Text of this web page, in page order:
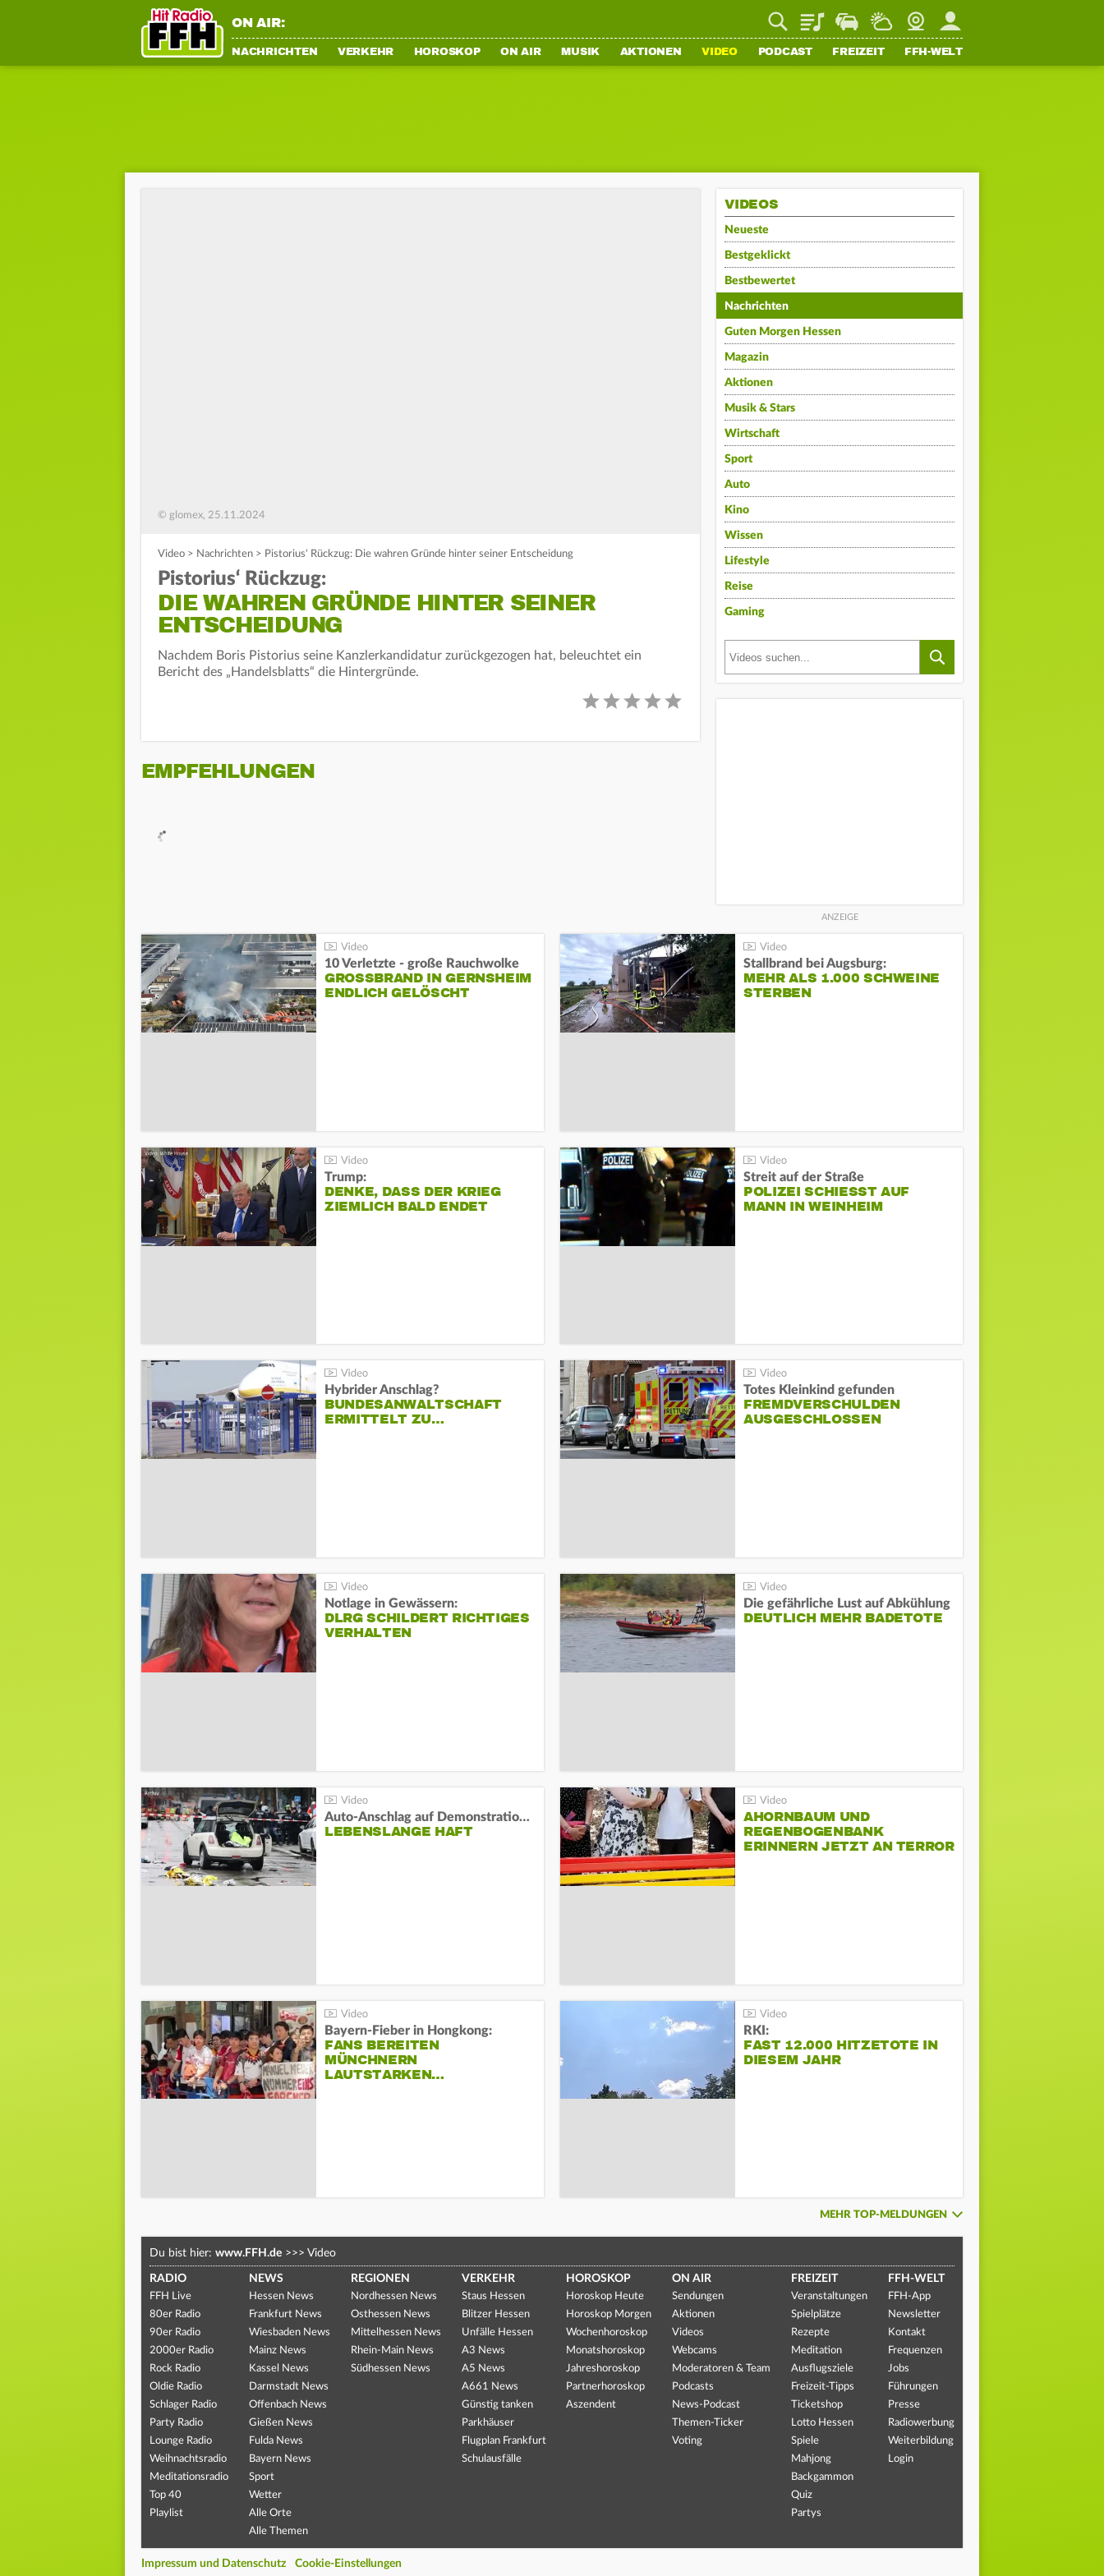
ON AIR: PlaylistStaupilotWetterWebcamMein FFH
NACHRICHTEN VERKEHR HOROSKOP ON AIR MUSIK AKTIONEN VIDEO PODCAST FREIZEIT FFH-WELT
© glomex, 25.11.2024
Video > Nachrichten > Pistorius‘ Rückzug: Die wahren Gründe hinter seiner Entscheidung
Pistorius‘ Rückzug:
DIE WAHREN GRÜNDE HINTER SEINER
ENTSCHEIDUNG
Nachdem Boris Pistorius seine Kanzlerkandidatur zurückgezogen hat, beleuchtet ein
Bericht des „Handelsblatts“ die Hintergründe.
EMPFEHLUNGEN
VIDEOS
Neueste
Bestgeklickt
Bestbewertet
Nachrichten
Guten Morgen Hessen
Magazin
Aktionen
Musik & Stars
Wirtschaft
Sport
Auto
Kino
Wissen
Lifestyle
Reise
Gaming
10 Verletzte - große Rauchwolke
GROSSBRAND IN GERNSHEIM E
NDLICH GELÖSCHT
Stallbrand bei Augsburg:
MEHR ALS 1.000 SCHWEINE
STERBEN
Trump:
DENKE, DASS DER KRIEG
ZIEMLICH BALD ENDET
Streit auf der Straße
POLIZEI SCHIESST AUF M
ANN IN WEINHEIM
Hybrider Anschlag?
BUNDESANWALTSCHAFT
ERMITTELT ZU…
Totes Kleinkind gefunden
FREMDVERSCHULDEN
AUSGESCHLOSSEN
Notlage in Gewässern:
DLRG SCHILDERT RICHTIGES
VERHALTEN
Die gefährliche Lust auf Abkühlung
DEUTLICH MEHR BADETOTE
Auto-Anschlag auf Demonstration in München:
LEBENSLANGE HAFT
AHORNBAUM UND
REGENBOGENBANK
ERINNERN JETZT AN TERROR
Bayern-Fieber in Hongkong:
FANS BEREITEN
MÜNCHNERN
LAUTSTARKEN…
RKI:
FAST 12.000 HITZETOTE IN
DIESEM JAHR
MEHR TOP-MELDUNGEN
Du bist hier: www.FFH.de >>> Video
RADIO
FFH Live
80er Radio
90er Radio
2000er Radio
Rock Radio
Oldie Radio
Schlager Radio
Party Radio
Lounge Radio
Weihnachtsradio
Meditationsradio
Top 40
Playlist
NEWS
Hessen News
Frankfurt News
Wiesbaden News
Mainz News
Kassel News
Darmstadt News
Offenbach News
Gießen News
Fulda News
Bayern News
Sport
Wetter
Alle Orte
Alle Themen
REGIONEN
Nordhessen News
Osthessen News
Mittelhessen News
Rhein-Main News
Südhessen News
VERKEHR
Staus Hessen
Blitzer Hessen
Unfälle Hessen
A3 News
A5 News
A661 News
Günstig tanken
Parkhäuser
Flugplan Frankfurt
Schulausfälle
HOROSKOP
Horoskop Heute
Horoskop Morgen
Wochenhoroskop
Monatshoroskop
Jahreshoroskop
Partnerhoroskop
Aszendent
ON AIR
Sendungen
Aktionen
Videos
Webcams
Moderatoren & Team
Podcasts
News-Podcast
Themen-Ticker
Voting
FREIZEIT
Veranstaltungen
Spielplätze
Rezepte
Meditation
Ausflugsziele
Freizeit-Tipps
Ticketshop
Lotto Hessen
Spiele
Mahjong
Backgammon
Quiz
Partys
FFH-WELT
FFH-App
Newsletter
Kontakt
Frequenzen
Jobs
Führungen
Presse
Radiowerbung
Weiterbildung
Login
Impressum und Datenschutz Cookie-Einstellungen